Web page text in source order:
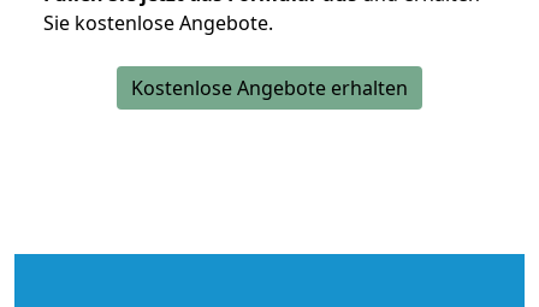
Sie kostenlose Angebote.
Kostenlose Angebote erhalten